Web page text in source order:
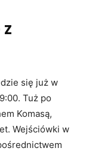
z
się już w
Tuż po
Komasą,
Wejściówki w